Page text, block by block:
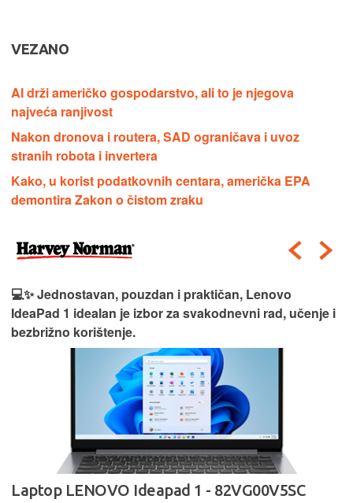
VEZANO
AI drži američko gospodarstvo, ali to je njegova
najveća ranjivost
Nakon dronova i routera, SAD ograničava i uvoz
stranih robota i invertera
Kako, u korist podatkovnih centara, američka EPA
demontira Zakon o čistom zraku
💻✨ Jednostavan, pouzdan i praktičan, Lenovo
IdeaPad 1 idealan je izbor za svakodnevni rad, učenje i
bezbrižno korištenje.
Laptop LENOVO Ideapad 1 - 82VG00V5SC